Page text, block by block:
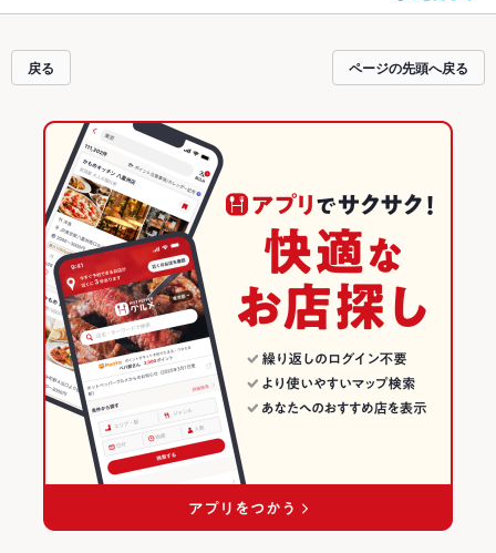
が使えるお店も拡大中です。友達どうしの飲み会にも、会社の宴会にも、デー
戻る ページの先頭へ戻る